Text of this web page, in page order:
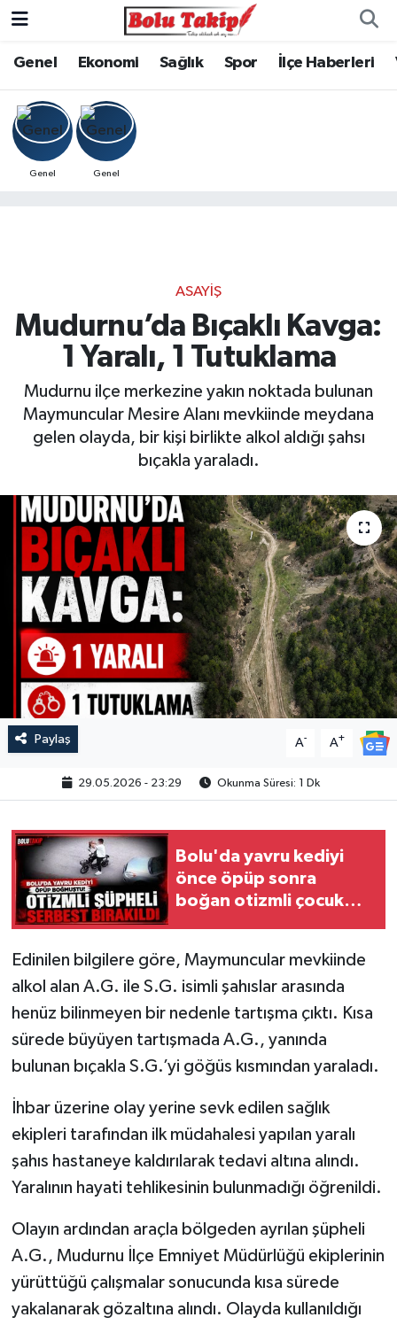
Genel Ekonomi Sağlık Spor İlçe Haberleri
Genel Genel
ASAYIŞ
Mudurnu’da Bıçaklı Kavga:
1 Yaralı, 1 Tutuklama
Mudurnu ilçe merkezine yakın noktada bulunan
Maymuncular Mesire Alanı mevkiinde meydana
gelen olayda, bir kişi birlikte alkol aldığı şahsı
bıçakla yaraladı.
Paylaş A- A+
29.05.2026 - 23:29 Okunma Süresi: 1 Dk
Bolu'da yavru kediyi
önce öpüp sonra
boğan otizmli çocuk
Edinilen bilgilere göre, Maymuncular mevkiinde
alkol alan A.G. ile S.G. isimli şahıslar arasında
henüz bilinmeyen bir nedenle tartışma çıktı. Kısa
sürede büyüyen tartışmada A.G., yanında
bulunan bıçakla S.G.’yi göğüs kısmından yaraladı.
İhbar üzerine olay yerine sevk edilen sağlık
ekipleri tarafından ilk müdahalesi yapılan yaralı
şahıs hastaneye kaldırılarak tedavi altına alındı.
Yaralının hayati tehlikesinin bulunmadığı öğrenildi.
Olayın ardından araçla bölgeden ayrılan şüpheli
A.G., Mudurnu İlçe Emniyet Müdürlüğü ekiplerinin
yürüttüğü çalışmalar sonucunda kısa sürede
yakalanarak gözaltına alındı. Olayda kullanıldığı